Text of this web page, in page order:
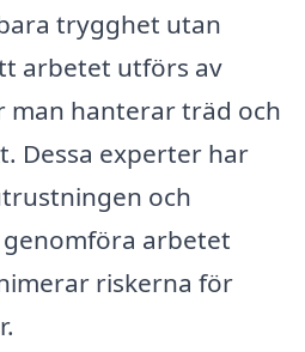
trygghet utan
arbetet utförs av
man hanterar träd och
Dessa experter har
och
arbetet
riskerna för